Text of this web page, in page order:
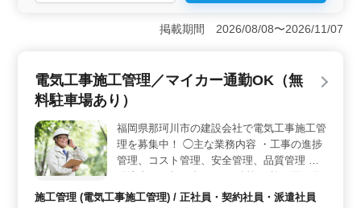
＜キャリアを活かす求人＞ 福岡県北九州市の土木設計
業務の新規入札案件が募集されています。中高年層が活
躍できる環境で、賞与は年二回支給されます。主な業務
験者優遇の待遇＞ 1級土木施工管理技士資格をお持ちの
方や、発注支援業務経験が10年以上ある方には条件面で
ており、新たな仲間と共に活躍する環境ですので、ぜひ
ご応募ください。 ＜待遇の充実＞ 交通費支給や資
格手当、単身赴任宿舎の完備や社用車支給など、待遇面
も充実しています。さらに、週休2日制や残業が少ない環
境で、プライベートとの両立が図れます。給与面でも年
掲載期間 2026/08/08〜2026/11/07
電気工事施工管理／マイカー通勤OK（無
料駐車場あり）
福岡県那珂川市の建設会社で電気工事施工管
理を募集中！ ◯主な業務内容 ・工事の進捗
管理、コスト管理、安全管理、品質管理 ・
成・修正 など ◯一般電気工事、太陽光発電
施工管理 (電気工事施工管理) / 正社員・契約社員・派遣社員